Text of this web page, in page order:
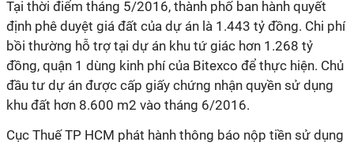
Tại thời điểm tháng 5/2016, thành phố ban hành quyết
định phê duyệt giá đất của dự án là 1.443 tỷ đồng. Chi phí
bồi thường hỗ trợ tại dự án khu tứ giác hơn 1.268 tỷ
đồng, quận 1 dùng kinh phí của Bitexco để thực hiện. Chủ
đầu tư dự án được cấp giấy chứng nhận quyền sử dụng
khu đất hơn 8.600 m2 vào tháng 6/2016.
Cục Thuế TP HCM phát hành thông báo nộp tiền sử dụng